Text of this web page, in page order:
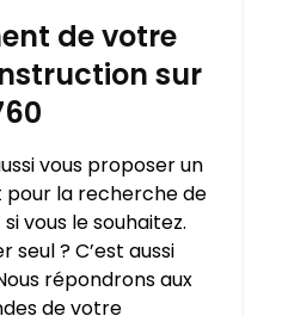
de votre
sur
vous proposer un
la recherche de
vous le souhaitez.
? C’est aussi
répondrons aux
de votre